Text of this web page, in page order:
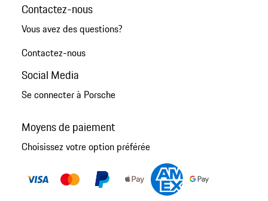
Contactez-nous
Vous avez des questions?
Contactez-nous
Social Media
Se connecter à Porsche
Moyens de paiement
Choisissez votre option préférée